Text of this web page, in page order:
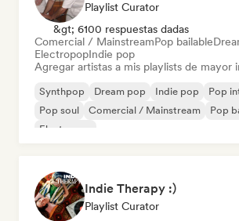
Playlist Curator
&gt; 6100 respuestas dadas
Comercial / MainstreamPop bailable
ElectropopIndie pop
Agregar artistas a mis playlists de mayor
Synthpop Dream pop Indie pop
Pop
Pop soul
Comercial / Mainstream
Pop
Electropop
Indie Therapy :)
Playlist Curator